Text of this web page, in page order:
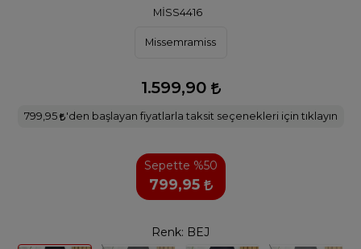
MİSS4416
Missemramiss
1.599,90
799,95 'den başlayan fiyatlarla taksit seçenekleri için tıklayın
Sepette %50
799,95
Renk: BEJ